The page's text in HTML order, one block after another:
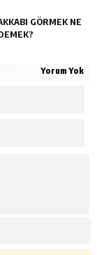
GÖRMEK NE
Yorum Yok